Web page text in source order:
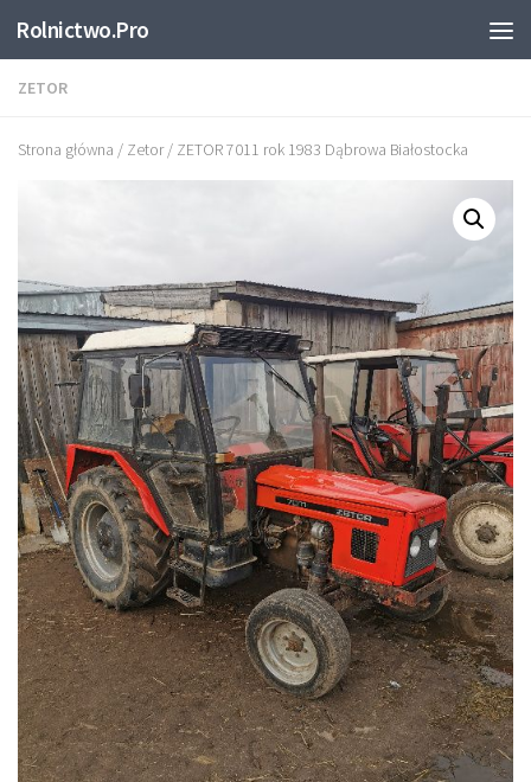
Skip to content
Rolnictwo.Pro
ZETOR
Strona główna / Zetor/ ZETOR 7011 rok 1983 Dąbrowa Białostocka